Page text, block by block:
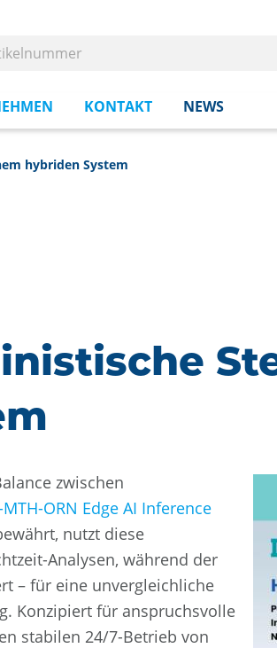
KONTAKT NEWS
hybriden System
zwischen
MTH-ORN Edge AI Inference
nutzt diese
Analysen, während der
– für eine unvergleichliche
Konzipiert für anspruchsvolle
stabilen 24/7-Betrieb von